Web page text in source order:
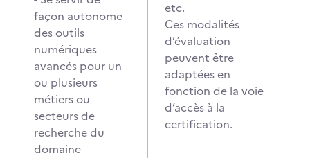
façon autonome
des outils
numériques
avancés pour un
ou plusieurs
métiers ou
secteurs de
recherche du
domaine
etc.
Ces modalités
d’évaluation
peuvent être
adaptées en
fonction de la voie
d’accès à la
certification.